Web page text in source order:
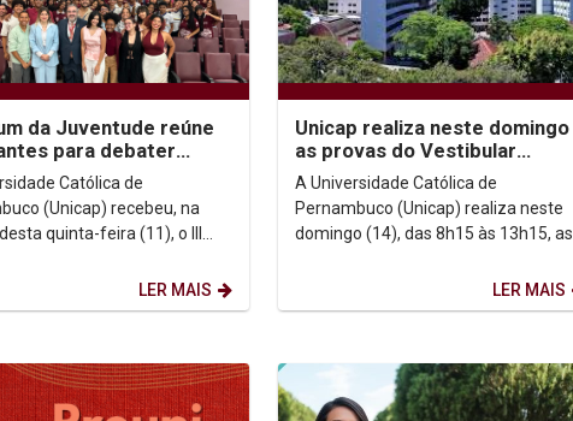
da Juventude reúne
para debater
democracia e
humanos na...
Católica de
(Unicap) recebeu, na
quinta-feira (11), o III
LER MAIS
Unicap realiza neste domingo
as provas do Vestibular
2026.2
A Universidade Católica de
Pernambuco (Unicap) realiza neste
domingo (14), das 8h15 às 13h15, as
LER MAIS